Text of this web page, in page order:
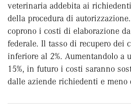
veterinaria addebita ai
della procedura di
coprono i costi di elaborazione
federale. Il tasso di recupero dei
inferiore al 2%. Aumentandolo a
15%, in futuro i costi saranno
dalle aziende richiedenti e